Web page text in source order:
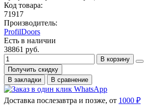
Код товара:
71917
Производитель:
ProfilDoors
Есть в наличии
38861 руб.
В корзину
Получить скидку
В закладки
В сравнение
Доставка послезавтра и позже, от 1000 ₽